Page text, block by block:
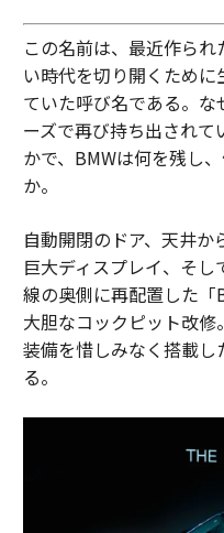
この名前は、最近作ら
い時代を切り開くため
ていた呼び名である。な
ーズで再び持ち出され
かで、BMWは何を残し
か。
自動開閉のドア、天井
巨大ディスプレイ、そ
線の奥側に再配置した
大胆なコックピット改
装備を惜しみなく搭載
る。